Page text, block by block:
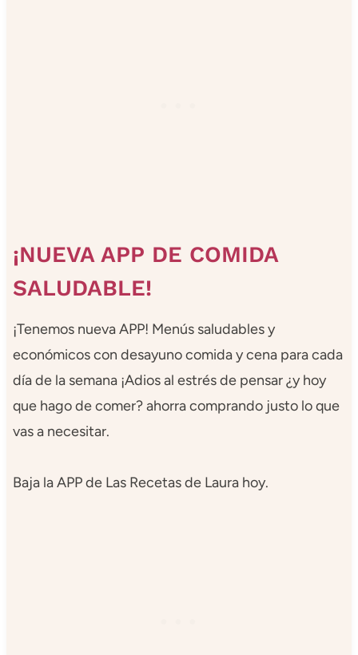
¡NUEVA APP DE COMIDA
SALUDABLE!
¡Tenemos nueva APP! Menús saludables y
económicos con desayuno comida y cena para cada
día de la semana ¡Adios al estrés de pensar ¿y hoy
que hago de comer? ahorra comprando justo lo que
vas a necesitar.
Baja la APP de Las Recetas de Laura hoy.